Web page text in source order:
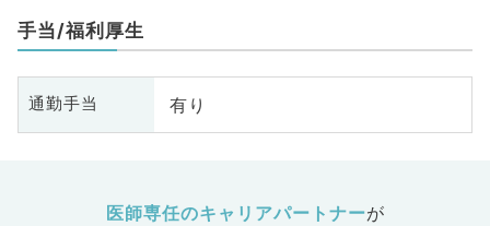
手当/福利厚生
通勤手当 有り
医師専任のキャリアパートナーが